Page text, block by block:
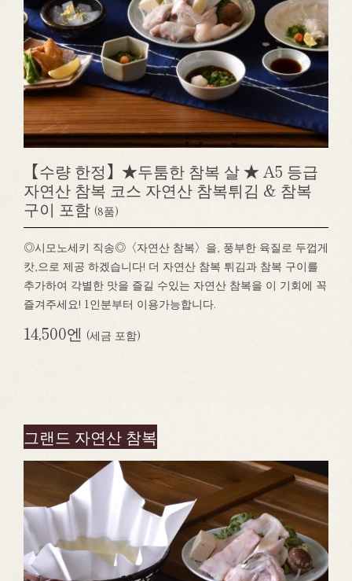
【수량 한정】★두툼한 참복 살 ★ A5 등급
자연산 참복 코스 자연산 참복튀김 & 참복
구이 포함 (8품)
◎시모노세키 직송◎〈자연산 참복〉을, 풍부한 육질로 두껍게
캇,으로 제공 하겠습니다! 더 자연산 참복 튀김과 참복 구이를
추가하여 각별한 맛을 즐길 수있는 자연산 참복을 이 기회에 꼭
즐겨주세요! 1인분부터 이용가능합니다.
14,500엔 (세금 포함)
그랜드 자연산 참복